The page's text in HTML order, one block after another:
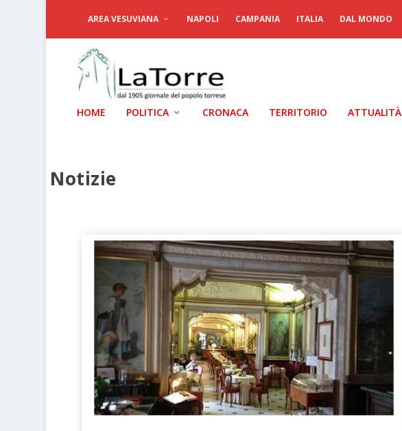
AREA VESUVIANA NAPOLI CAMPANIA ITALIA DAL MONDO
HOME POLITICA CRONACA TERRITORIO ATTUALITÀ
Notizie